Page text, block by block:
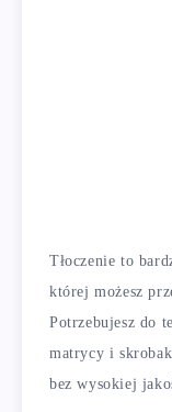
Tłoczenie to
której możesz
Potrzebujesz do
matrycy i
bez wysokiej